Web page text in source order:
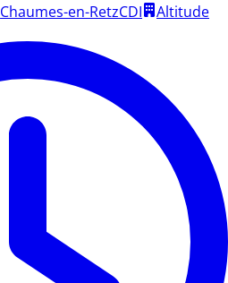
Chaumes-en-RetzCDI
Altitude